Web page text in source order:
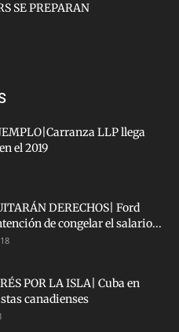
SE PREPARAN
LLP llega
el 2019
DERECHOS| Ford
de congelar el salario...
POR LA ISLA| Cuba en
canadienses